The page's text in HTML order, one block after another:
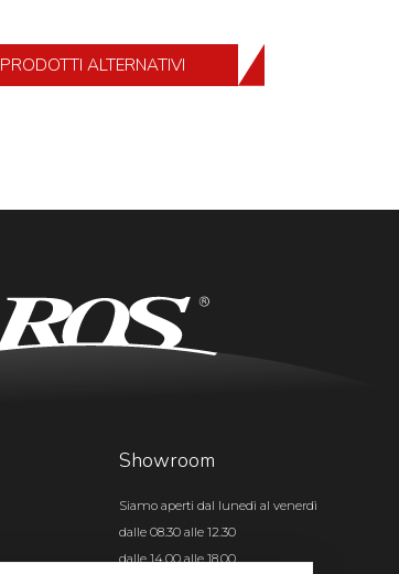
PRODOTTI ALTERNATIVI
Showroom
Siamo aperti dal lunedì al venerdì
dalle 08.30 alle 12.30
dalle 14.00 alle 18.00